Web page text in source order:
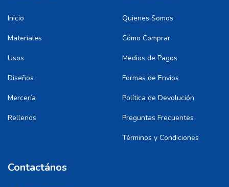
Inicio
Materiales
Usos
Diseños
Mercería
Rellenos
Quienes Somos
Cómo Comprar
Medios de Pagos
Formas de Envios
Política de Devolución
Preguntas Frecuentes
Términos y Condiciones
Contactános